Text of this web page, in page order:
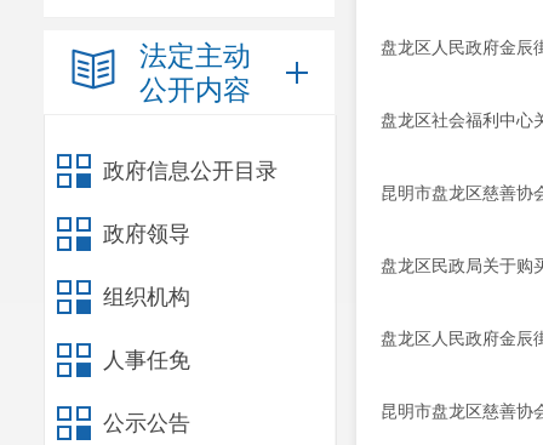
法定主动
公开内容
政府信息公开目录
政府领导
组织机构
人事任免
公示公告
盘龙区人民政府金辰
盘龙区社会福利中心
昆明市盘龙区慈善协
盘龙区民政局关于购
盘龙区人民政府金辰
昆明市盘龙区慈善协